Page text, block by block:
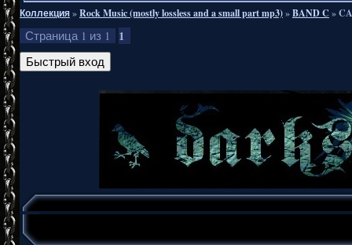
Коллекция»Rock Music (mostly lossless and a small part mp3)»BAND C »
Страница 1 из 1 1